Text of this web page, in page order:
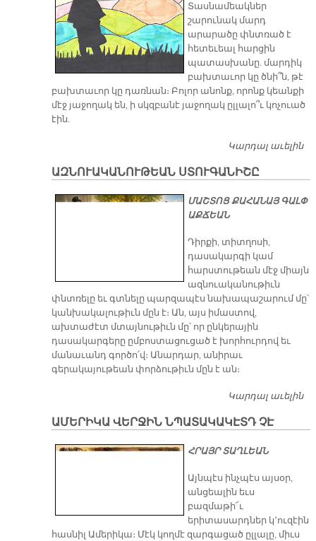
Տասնամեակներ
շարունակ մարդ
արարածը փնտռած է
հետեւեալ հարցին
պատասխանը. մարդիկ
բախտաւոր կը ծնի՞ն, թէ
բախտաւոր կը դառնան։ Բոլոր անոնք, որոնք կեանքի
մէջ յաջողակ են, ի սկզբանէ յաջողակ ըլլալո՞ւ կոչուած
էին.
Կարդալ աւելին
ԱԶՆՈՒԱԿԱՆՈՒԹԵԱՆ ՍՏՈՒԳԱՆԻՇԸ
ՄԱՇՏՈՑ ՔԱՀԱՆԱՅ ԳԱԼՓ
ԱՔՃԵԱՆ
Դիրքի, տիտղոսի,
դասակարգի կամ
հարստութեան մէջ միայն
ազնուականութիւն
փնտռելը եւ գտնելը պարզապէս նախապաշարում մը՝
կանխակալութիւն մըն է։ Ան, այս իմաստով,
ախտաժէտ մտայնութիւն մը՝ որ ընկերային
դասակարգերը ըմբոստացուցած է խորհուրդով եւ
մանաւանդ գործո՛վ։ Անարդար, անիրաւ
գերակայութեան փորձութիւն մըն է ան։
Կարդալ աւելին
ԱՄԵՐԻԿԱ ՎԵՐՋԻՆ ՆՊԱՏԱԿԱԿԷՏԴ ՉԷ
ՀՐԱՅՐ ՏԱՂԼԵԱՆ
Այնպէս ինչպէս այսօր,
անցեալին եւս
բազմաթի՜ւ
երիտասարդներ կ՚ուզէին
հասնիլ Ամերիկա։ Մէկ կողմէ զարգացած ըլլալը, միւս